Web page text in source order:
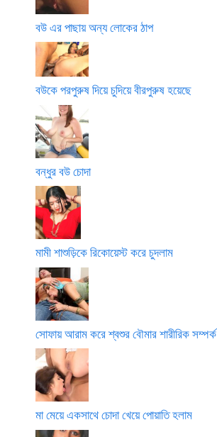
বউ এর পাছায় অন্য লোকের ঠাপ
বউকে পরপুরুষ দিয়ে চুদিয়ে বীরপুরুষ হয়েছে
বন্ধুর বউ চোদা
মামী শাশুড়িকে রিকোয়েস্ট করে চুদলাম
সোফায় আরাম করে শ্বশুর বৌমার শারীরিক সম্পর্ক
মা মেয়ে একসাথে চোদা খেয়ে পোয়াতি হলাম